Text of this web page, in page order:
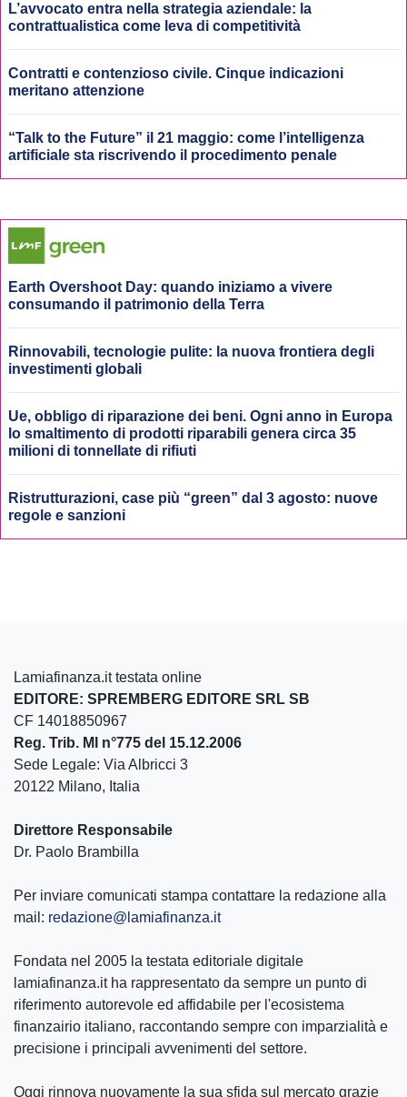
L’avvocato entra nella strategia aziendale: la
contrattualistica come leva di competitività
Contratti e contenzioso civile. Cinque indicazioni
meritano attenzione
“Talk to the Future” il 21 maggio: come l’intelligenza
artificiale sta riscrivendo il procedimento penale
Earth Overshoot Day: quando iniziamo a vivere
consumando il patrimonio della Terra
Rinnovabili, tecnologie pulite: la nuova frontiera degli
investimenti globali
Ue, obbligo di riparazione dei beni. Ogni anno in Europa
lo smaltimento di prodotti riparabili genera circa 35
milioni di tonnellate di rifiuti
Ristrutturazioni, case più “green” dal 3 agosto: nuove
regole e sanzioni
Lamiafinanza.it testata online
EDITORE: SPREMBERG EDITORE SRL SB
CF 14018850967
Reg. Trib. MI n°775 del 15.12.2006
Sede Legale: Via Albricci 3
20122 Milano, Italia
Direttore Responsabile
Dr. Paolo Brambilla
Per inviare comunicati stampa contattare la redazione alla
mail: redazione@lamiafinanza.it
Fondata nel 2005 la testata editoriale digitale
lamiafinanza.it ha rappresentato da sempre un punto di
riferimento autorevole ed affidabile per l'ecosistema
finanzairio italiano, raccontando sempre con imparzialità e
precisione i principali avvenimenti del settore.
Oggi rinnova nuovamente la sua sfida sul mercato grazie